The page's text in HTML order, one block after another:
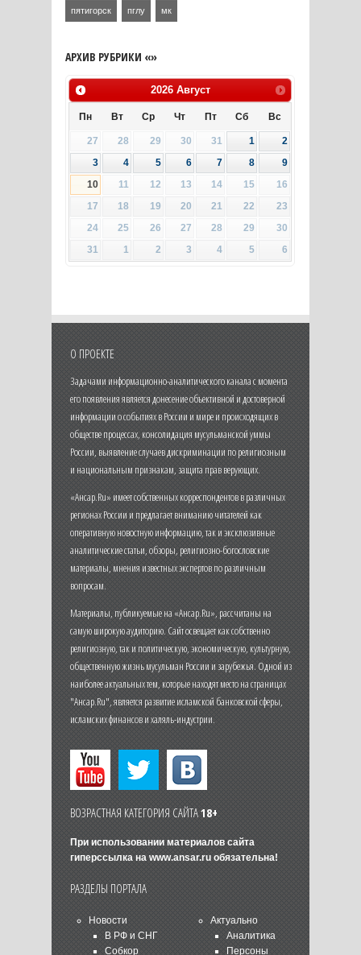
пятигорск пглу мк
АРХИВ РУБРИКИ «»
2026 Август
Пн Вт Ср Чт Пт Сб Вс
27 28 29 30 31 1
2
3
4 5 6 7 8
9
10
11 12 13 14 15
16
17
18 19 20 21 22
23
24
25 26 27 28 29
30
31
1 2 3 4 5 6
О ПРОЕКТЕ
Задачами информационно-аналитического канала с момента
его появления является донесение объективной и достоверной
информации о событиях в России и мире и происходящих в
обществе процессах, консолидация мусульманской уммы
России, выявление случаев дискриминации по религиозным
и национальным признакам, защита прав верующих.
«Ансар.Ru» имеет собственных корреспондентов в различных
регионах России и предлагает вниманию читателей как
оперативную новостную информацию, так и эксклюзивные
аналитические статьи, обзоры, религиозно-богословские
материалы, мнения известных экспертов по различным
вопросам.
Материалы, публикуемые на «Ансар.Ru», рассчитаны на
самую широкую аудиторию. Сайт освещает как собственно
религиозную, так и политическую, экономическую, культурную,
общественную жизнь мусульман России и зарубежья. Одной из
наиболее актуальных тем, которые находят место на страницах
"Ансар.Ru", является развитие исламской банковской сферы,
исламских финансов и халяль-индустрии.
ВОЗРАСТНАЯ КАТЕГОРИЯ САЙТА18+
При использовании материалов сайта
гиперссылка на www.ansar.ruобязательна!
РАЗДЕЛЫ ПОРТАЛА
Новости
В РФ и СНГ
Собкор
Актуально
Аналитика
Персоны